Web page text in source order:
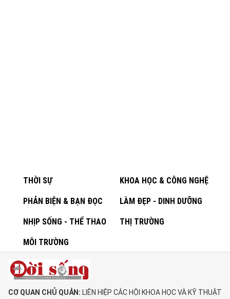
THỜI SỰ KHOA HỌC & CÔNG NGHỆ
PHẢN BIỆN & BẠN ĐỌC LÀM ĐẸP - DINH DƯỠNG
NHỊP SỐNG - THỂ THAO THỊ TRƯỜNG
MÔI TRƯỜNG
CƠ QUAN CHỦ QUẢN: LIÊN HIỆP CÁC HỘI KHOA HỌC VÀ KỸ THUẬT